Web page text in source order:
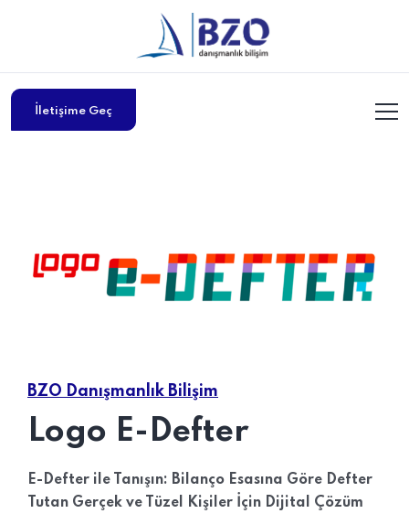
İletişime Geç
BZO Danışmanlık Bilişim
Logo E-Defter
E-Defter ile Tanışın: Bilanço Esasına Göre Defter
Tutan Gerçek ve Tüzel Kişiler İçin Dijital Çözüm